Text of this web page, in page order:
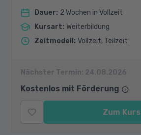
Dauer: 2 Wochen in Vollzeit
Kursart: Weiterbildung
Zeitmodell: Vollzeit, Teilzeit
Nächster Termin: 24.08.2026
Kostenlos mit Förderung
Zum Kurs